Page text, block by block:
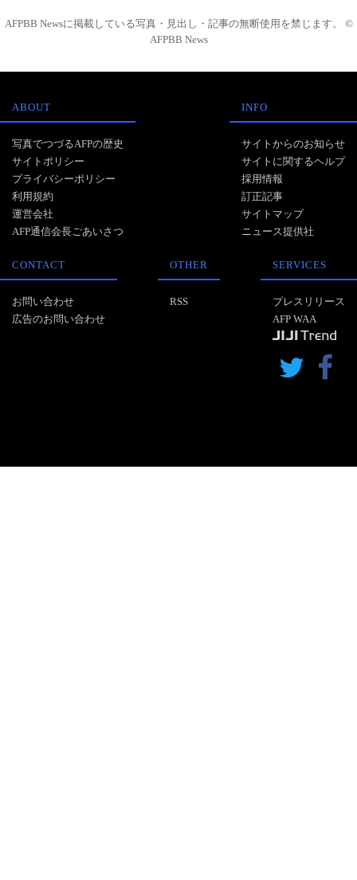
AFPBB Newsに掲載している写真・見出し・記事の無断使用を禁じます。 ©
AFPBB News
ABOUT
写真でつづるAFPの歴史
サイトポリシー
プライバシーポリシー
利用規約
運営会社
AFP通信会長ごあいさつ
INFO
サイトからのお知らせ
サイトに関するヘルプ
採用情報
訂正記事
サイトマップ
ニュース提供社
CONTACT
お問い合わせ
広告のお問い合わせ
OTHER
RSS
SERVICES
プレスリリース
AFP WAA